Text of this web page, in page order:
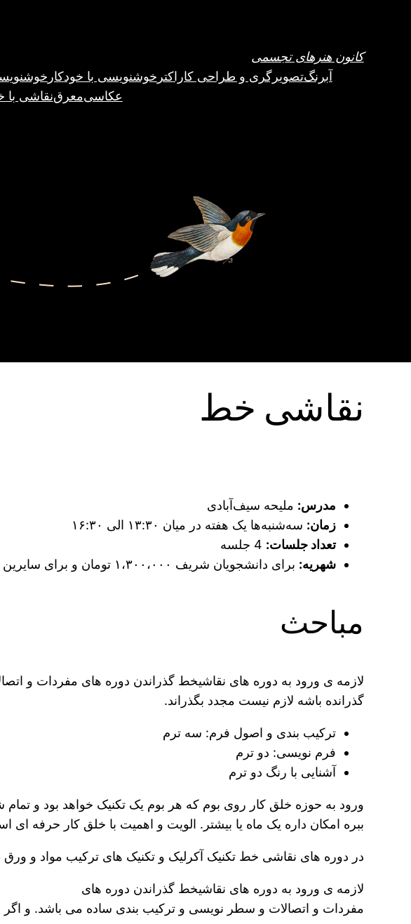
کانون هنرهای تجسمی
آبرنگتصویرگری و طراحی کاراکتر خوشنویسی با خودکار
عکاسیمعرقنقاشی با
نقاشی خط
مدرس: ملیحه سیف‌آبادی
زمان: سه‌شنبه‌ها یک هفته در میان ۱۳:۳۰ الی ۱۶:۳۰
تعداد جلسات:
شهریه: برای دانشجویان شریف ۱،۳۰۰،۰۰۰ تومان و برای سایرین ۲،۰۰۰،۰۰۰ تومان
مباحث
لازمه ی ورود به دوره های نقاشیخط گذراندن دوره های مفردات و
گذرانده باشه لازم نیست مجدد بگذراند.
ترکیب بندی و اصول فرم: سه ترم
فرم نویسی: دو ترم
آشنایی با رنگ دو ترم
ورود به حوزه خلق کار روی بوم که هر بوم یک تکنیک خواهد بود و تمام
ببره امکان داره یک ماه یا بیشتر. الویت و اهمیت با خلق کار حرفه ای
در دوره های نقاشی خط تکنیک آکرلیک و تکنیک های ترکیب مواد و
لازمه ی ورود به دوره های نقاشیخط گذراندن دوره های
مفردات و اتصالات و سطر نویسی و ترکیب بندی ساده می باشد. و اگر